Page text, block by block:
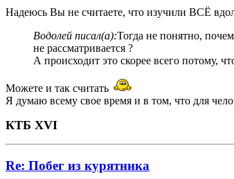
Надеюсь Вы не считаете, что изучили ВСЁ
Водолей писал(а):Тогда не понятно,
не рассматривается ?
А происходит это скорее всего потому,
Можете и так считать
Я думаю всему свое время и в том, что для
КТБ XVI
Re: Побег из курятника